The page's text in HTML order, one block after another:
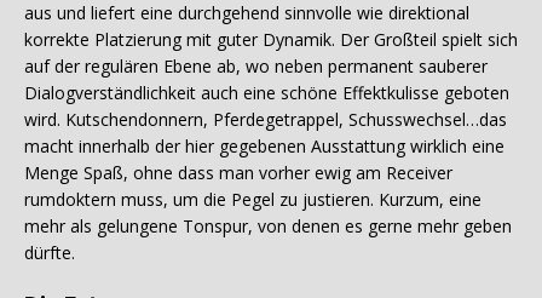
aus und liefert eine durchgehend sinnvolle wie direktional
korrekte Platzierung mit guter Dynamik. Der Großteil spielt sich
auf der regulären Ebene ab, wo neben permanent sauberer
Dialogverständlichkeit auch eine schöne Effektkulisse geboten
wird. Kutschendonnern, Pferdegetrappel, Schusswechsel…das
macht innerhalb der hier gegebenen Ausstattung wirklich eine
Menge Spaß, ohne dass man vorher ewig am Receiver
rumdoktern muss, um die Pegel zu justieren. Kurzum, eine
mehr als gelungene Tonspur, von denen es gerne mehr geben
dürfte.